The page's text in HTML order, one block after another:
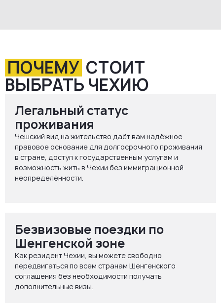
ПОЧЕМУ СТОИТ
ВЫБРАТЬ ЧЕХИЮ
Легальный статус
проживания
Чешский вид на жительство даёт вам надёжное
правовое основание для долгосрочного проживания
в стране, доступ к государственным услугам и
возможность жить в Чехии без иммиграционной
неопределённости.
Безвизовые поездки по
Шенгенской зоне
Как резидент Чехии, вы можете свободно
передвигаться по всем странам Шенгенского
соглашения без необходимости получать
дополнительные визы.